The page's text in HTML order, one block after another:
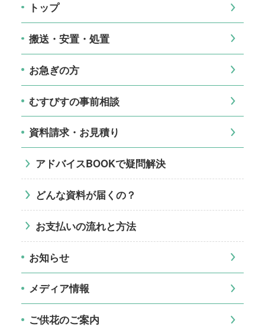
トップ
搬送・安置・処置
お急ぎの方
むすびすの事前相談
資料請求・お見積り
アドバイスBOOKで疑問解決
どんな資料が届くの？
お支払いの流れと方法
お知らせ
メディア情報
ご供花のご案内